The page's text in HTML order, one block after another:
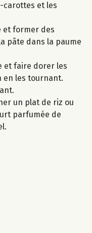
carottes et les
et former des
pâte dans la paume
et faire dorer les
en les tournant.
un plat de riz ou
parfumée de